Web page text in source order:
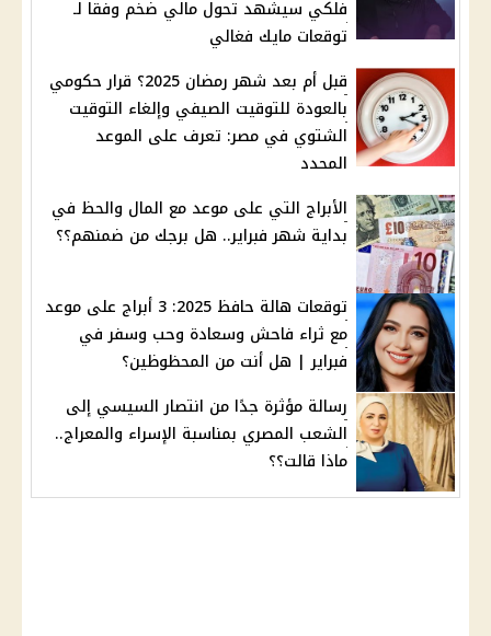
فلكي سيشهد تحول مالي ضخم وفقا لـ
توقعات مايك فغالي
قبل أم بعد شهر رمضان 2025؟ قرار حكومي
بالعودة للتوقيت الصيفي وإلغاء التوقيت
الشتوي في مصر: تعرف على الموعد
المحدد
الأبراج التي على موعد مع المال والحظ في
بداية شهر فبراير.. هل برجك من ضمنهم؟؟
توقعات هالة حافظ 2025: 3 أبراج على موعد
مع ثراء فاحش وسعادة وحب وسفر في
فبراير | هل أنت من المحظوظين؟
رسالة مؤثرة جدًا من انتصار السيسي إلى
الشعب المصري بمناسبة الإسراء والمعراج..
ماذا قالت؟؟